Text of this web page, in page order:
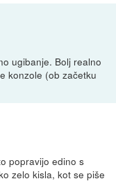
ugibanje. Bolj realno
konzole (ob začetku
popravijo edino s
zelo kisla, kot se piše